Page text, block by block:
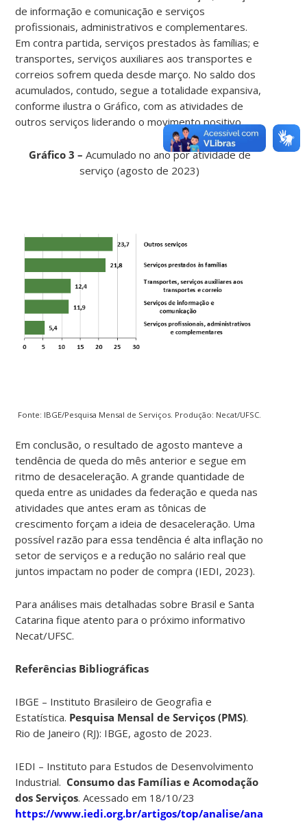
de informação e comunicação e serviços
profissionais, administrativos e complementares.
Em contra partida, serviços prestados às famílias; e
transportes, serviços auxiliares aos transportes e
correios sofrem queda desde março. No saldo dos
acumulados, contudo, segue a totalidade expansiva,
conforme ilustra o Gráfico, com as atividades de
outros serviços liderando o movimento positivo.
Gráfico 3 – Acumulado no ano por atividade de
serviço (agosto de 2023)
Fonte: IBGE/Pesquisa Mensal de Serviços. Produção: Necat/UFSC.
Em conclusão, o resultado de agosto manteve a
tendência de queda do mês anterior e segue em
ritmo de desaceleração. A grande quantidade de
queda entre as unidades da federação e queda nas
atividades que antes eram as tônicas de
crescimento forçam a ideia de desaceleração. Uma
possível razão para essa tendência é alta inflação no
setor de serviços e a redução no salário real que
juntos impactam no poder de compra (IEDI, 2023).
Para análises mais detalhadas sobre Brasil e Santa
Catarina fique atento para o próximo informativo
Necat/UFSC.
Referências Bibliográficas
IBGE – Instituto Brasileiro de Geografia e
Estatística. Pesquisa Mensal de Serviços (PMS).
Rio de Janeiro (RJ): IBGE, agosto de 2023.
IEDI – Instituto para Estudos de Desenvolvimento
Industrial. Consumo das Famílias e Acomodação
dos Serviços. Acessado em 18/10/23
https://www.iedi.org.br/artigos/top/analise/